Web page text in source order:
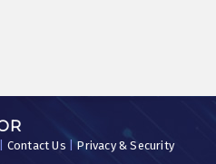
Contact Us |Privacy & Security